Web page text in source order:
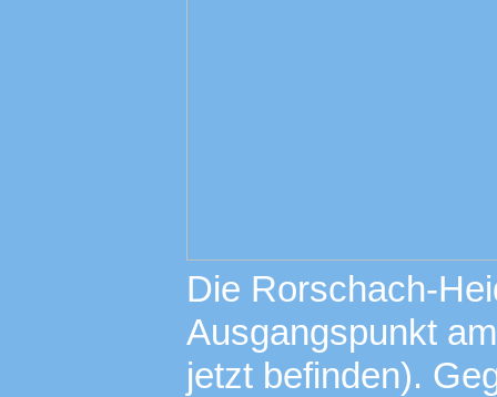
Die Rorschach-
Ausgangspunkt
jetzt befinden).